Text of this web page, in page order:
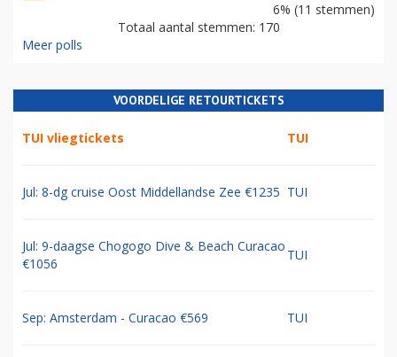
6% (11 stemmen)
Totaal aantal stemmen: 170
Meer polls
VOORDELIGE RETOURTICKETS
TUI vliegtickets TUI
Jul: 8-dg cruise Oost Middellandse Zee €1235 TUI
Jul: 9-daagse Chogogo Dive & Beach Curacao
€1056
TUI
Sep: Amsterdam - Curacao €569 TUI